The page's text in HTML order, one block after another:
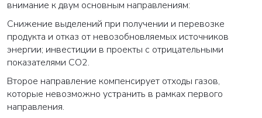
внимание к двум основным направлениям:
Снижение выделений при получении и перевозке
продукта и отказ от невозобновляемых источников
энергии; инвестиции в проекты с отрицательными
показателями СО2.
Второе направление компенсирует отходы газов,
которые невозможно устранить в рамках первого
направления.